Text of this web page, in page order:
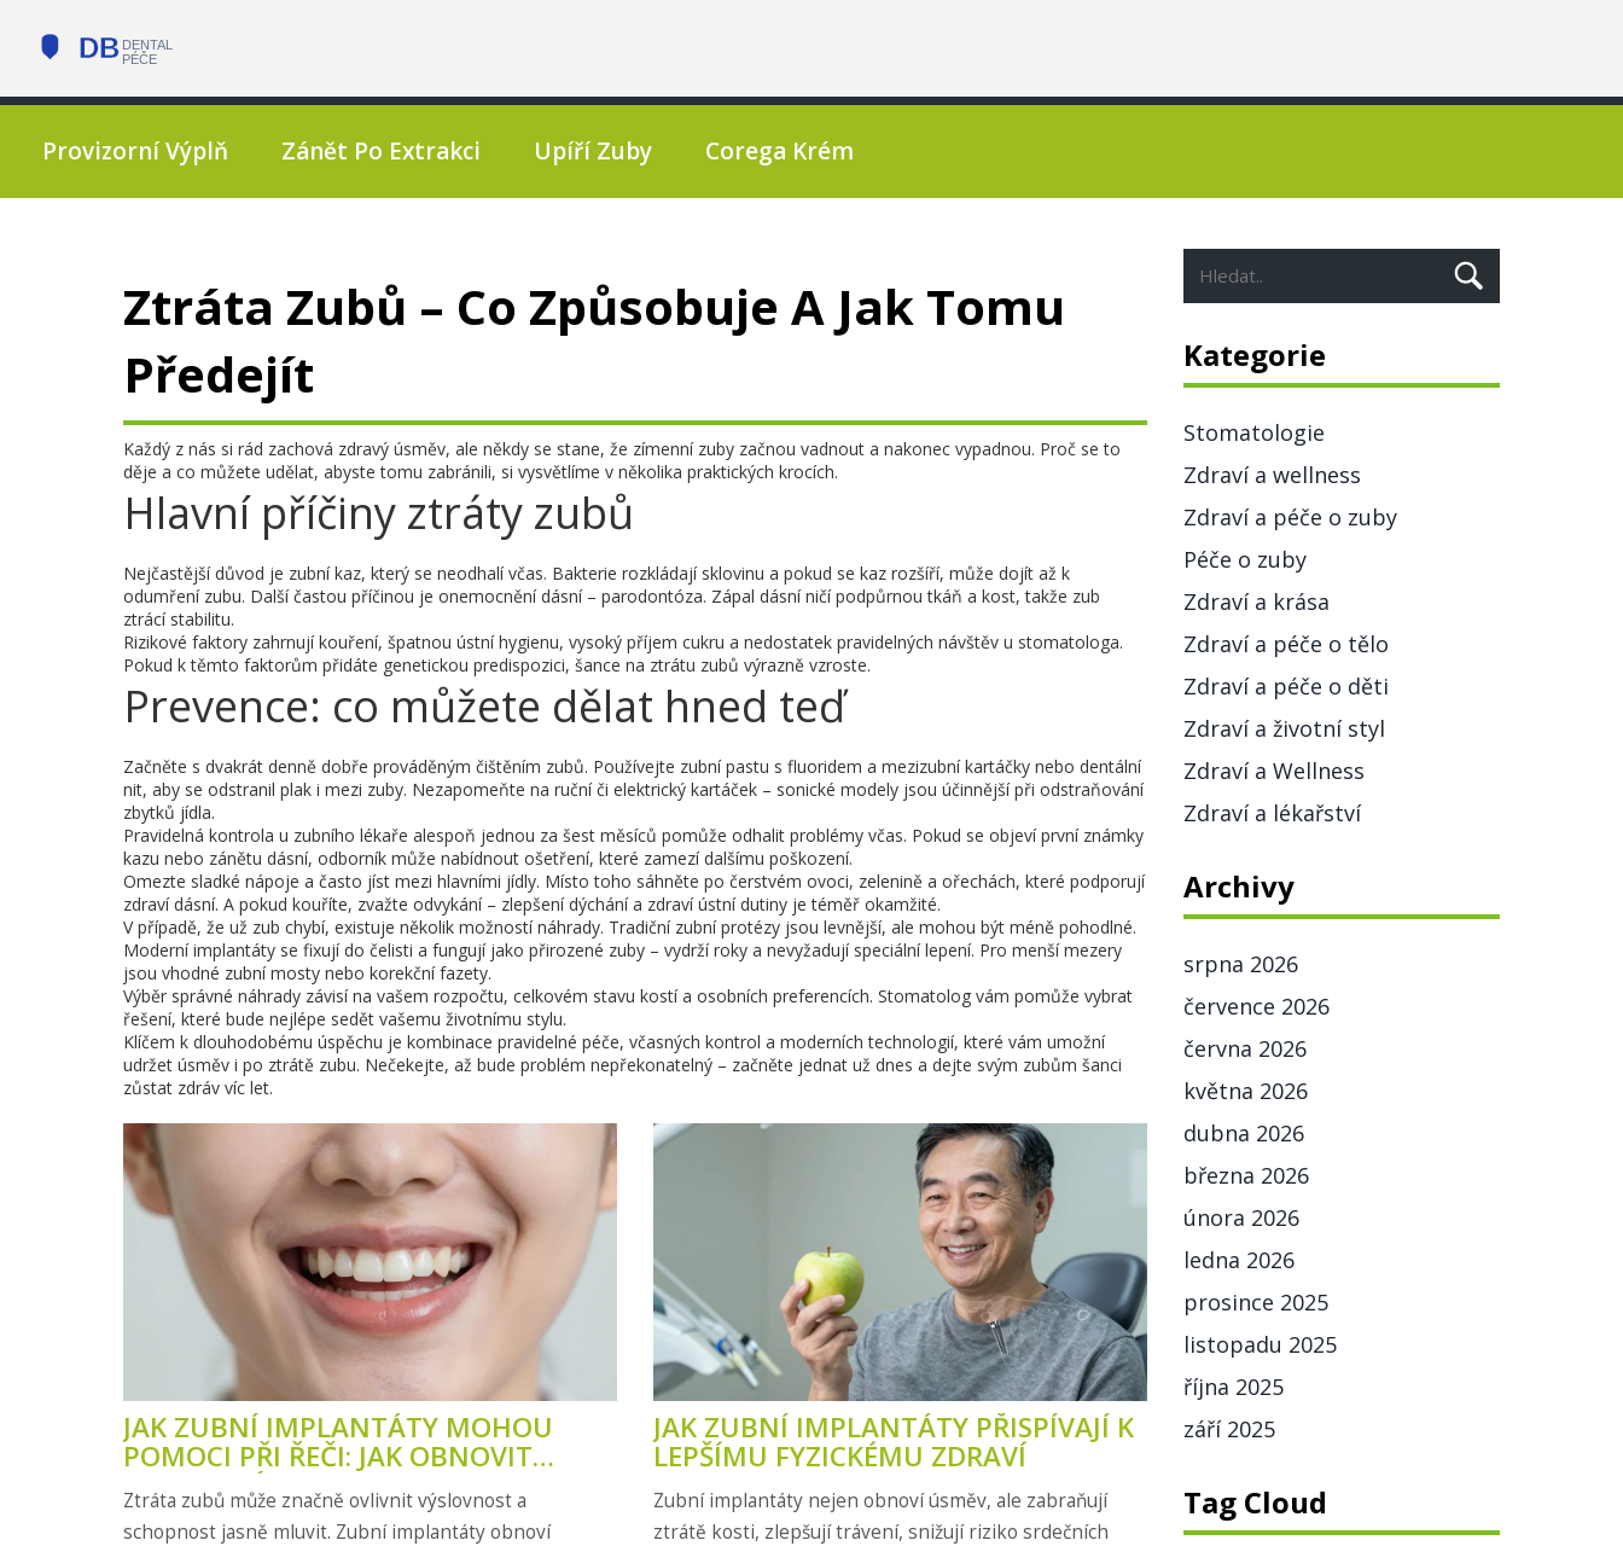
Provizorní Výplň Zánět Po Extrakci Upíří Zuby Corega Krém
Ztráta Zubů – Co Způsobuje A Jak Tomu
Předejít
Každý z nás si rád zachová zdravý úsměv, ale někdy se stane, že zímenní zuby začnou vadnout a nakonec vypadnou. Proč se to
děje a co můžete udělat, abyste tomu zabránili, si vysvětlíme v několika praktických krocích.
Hlavní příčiny ztráty zubů
Nejčastější důvod je zubní kaz, který se neodhalí včas. Bakterie rozkládají sklovinu a pokud se kaz rozšíří, může dojít až k
odumření zubu. Další častou příčinou je onemocnění dásní – parodontóza. Zápal dásní ničí podpůrnou tkáň a kost, takže zub
ztrácí stabilitu.
Rizikové faktory zahrnují kouření, špatnou ústní hygienu, vysoký příjem cukru a nedostatek pravidelných návštěv u stomatologa.
Pokud k těmto faktorům přidáte genetickou predispozici, šance na ztrátu zubů výrazně vzroste.
Prevence: co můžete dělat hned teď
Začněte s dvakrát denně dobře prováděným čištěním zubů. Používejte zubní pastu s fluoridem a mezizubní kartáčky nebo dentální
nit, aby se odstranil plak i mezi zuby. Nezapomeňte na ruční či elektrický kartáček – sonické modely jsou účinnější při odstraňování
zbytků jídla.
Pravidelná kontrola u zubního lékaře alespoň jednou za šest měsíců pomůže odhalit problémy včas. Pokud se objeví první známky
kazu nebo zánětu dásní, odborník může nabídnout ošetření, které zamezí dalšímu poškození.
Omezte sladké nápoje a často jíst mezi hlavními jídly. Místo toho sáhněte po čerstvém ovoci, zelenině a ořechách, které podporují
zdraví dásní. A pokud kouříte, zvažte odvykání – zlepšení dýchání a zdraví ústní dutiny je téměř okamžité.
V případě, že už zub chybí, existuje několik možností náhrady. Tradiční zubní protézy jsou levnější, ale mohou být méně pohodlné.
Moderní implantáty se fixují do čelisti a fungují jako přirozené zuby – vydrží roky a nevyžadují speciální lepení. Pro menší mezery
jsou vhodné zubní mosty nebo korekční fazety.
Výběr správné náhrady závisí na vašem rozpočtu, celkovém stavu kostí a osobních preferencích. Stomatolog vám pomůže vybrat
řešení, které bude nejlépe sedět vašemu životnímu stylu.
Klíčem k dlouhodobému úspěchu je kombinace pravidelné péče, včasných kontrol a moderních technologií, které vám umožní
udržet úsměv i po ztrátě zubu. Nečekejte, až bude problém nepřekonatelný – začněte jednat už dnes a dejte svým zubům šanci
zůstat zdráv víc let.
JAK ZUBNÍ IMPLANTÁTY MOHOU
POMOCI PŘI ŘEČI: JAK OBNOVIT
JASNOU VÝSLOVNOST
Ztráta zubů může značně ovlivnit výslovnost a
schopnost jasně mluvit. Zubní implantáty obnoví
JAK ZUBNÍ IMPLANTÁTY PŘISPÍVAJÍ K
LEPŠÍMU FYZICKÉMU ZDRAVÍ
Zubní implantáty nejen obnoví úsměv, ale zabraňují
ztrátě kosti, zlepšují trávení, snižují riziko srdečních
Kategorie
Stomatologie
Zdraví a wellness
Zdraví a péče o zuby
Péče o zuby
Zdraví a krása
Zdraví a péče o tělo
Zdraví a péče o děti
Zdraví a životní styl
Zdraví a Wellness
Zdraví a lékařství
Archivy
srpna 2026
července 2026
června 2026
května 2026
dubna 2026
března 2026
února 2026
ledna 2026
prosince 2025
listopadu 2025
října 2025
září 2025
Tag Cloud